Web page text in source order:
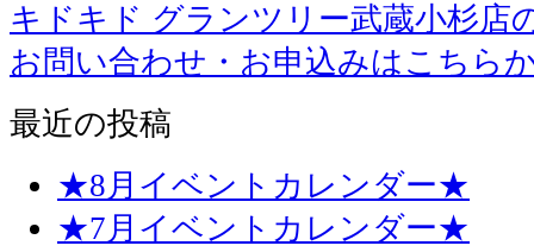
キドキド グランツリー武蔵小杉店
お問い合わせ・お申込みはこちら
最近の投稿
★8月イベントカレンダー★
★7月イベントカレンダー★